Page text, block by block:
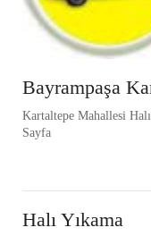
Bayrampaşa
Kartaltepe Mahallesi
Sayfa
Halı Yıkama